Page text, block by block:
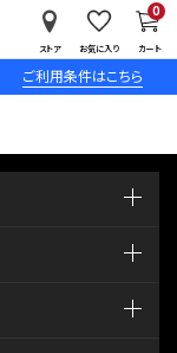
ご利用条件はこちら
ストア お気に入り カート
0